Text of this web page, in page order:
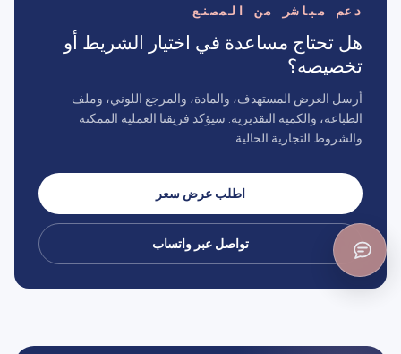
دعم مباشر من المصنع
هل تحتاج مساعدة في اختيار الشريط أو
تخصيصه؟
أرسل العرض المستهدف، والمادة، والمرجع اللوني، وملف
الطباعة، والكمية التقديرية. سيؤكد فريقنا العملية الممكنة
والشروط التجارية الحالية.
اطلب عرض سعر
تواصل عبر واتساب